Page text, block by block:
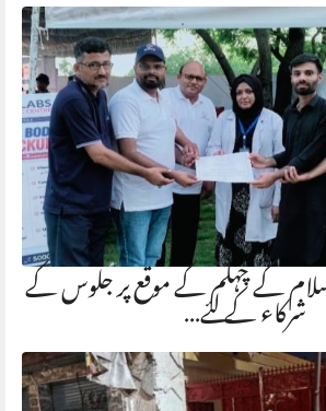
کے چہلم کے موقع پر جلوس کے
شرکاء کے لئے…